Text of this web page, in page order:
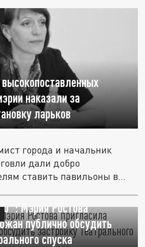
наказали за
ларьков
города и начальник
дали добро
ставить павильоны в...
Мэрия Ростова
публично обсудить
спуска